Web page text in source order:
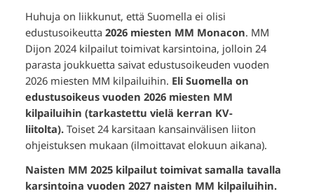
Huhuja on liikkunut, että Suomella ei olisi
edustusoikeutta 2026 miesten MM Monacon. MM
Dijon 2024 kilpailut toimivat karsintoina, jolloin 24
parasta joukkuetta saivat edustusoikeuden vuoden
2026 miesten MM kilpailuihin. Eli Suomella on
edustusoikeus vuoden 2026 miesten MM
kilpailuihin (tarkastettu vielä kerran KV-
liitolta). Toiset 24 karsitaan kansainvälisen liiton
ohjeistuksen mukaan (ilmoittavat elokuun aikana).
Naisten MM 2025 kilpailut toimivat samalla tavalla
karsintoina vuoden 2027 naisten MM kilpailuihin.